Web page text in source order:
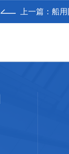
上一篇： 船